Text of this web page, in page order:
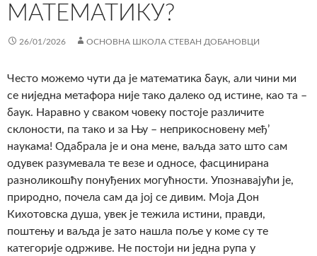
МАТЕМАТИКУ?
26/01/2026 ОСНОВНА ШКОЛА СТЕВАН ДОБАНОВЦИ
Често можемо чути да је математика баук, али чини ми
се ниједна метафора није тако далеко од истине, као та –
баук. Наравно у сваком човеку постоје различите
склоности, па тако и за Њу – неприкосновену међ’
наукама! Одабрала је и она мене, ваљда зато што сам
одувек разумевала те везе и односе, фасцинирана
разноликошћу понуђених могућности. Упознавајући је,
природно, почела сам да јој се дивим. Моја Дон
Кихотовска душа, увек је тежила истини, правди,
поштењу и ваљда је зато нашла поље у коме су те
категорије одрживе. Не постоји ни једна рупа у